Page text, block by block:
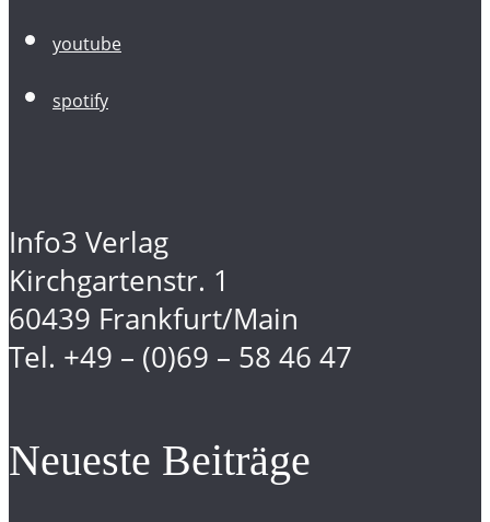
youtube
spotify
Info3 Verlag
Kirchgartenstr. 1
60439 Frankfurt/Main
Tel. +49 – (0)69 – 58 46 47
Neueste Beiträge